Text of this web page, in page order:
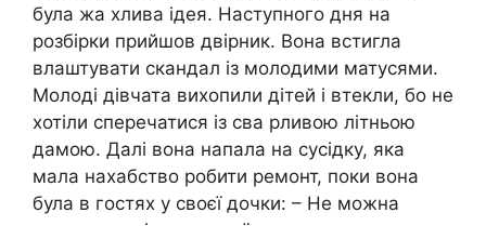
була жа хлива ідея. Наступного дня на
розбірки прийшов двірник. Вона встигла
влаштувати скандал із молодими матусями.
Молоді дівчата вихопили дітей і втекли, бо не
хотіли сперечатися із сва рливою літньою
дамою. Далі вона напала на сусідку, яка
мала нахабство робити ремонт, поки вона
була в гостях у своєї дочки: – Не можна